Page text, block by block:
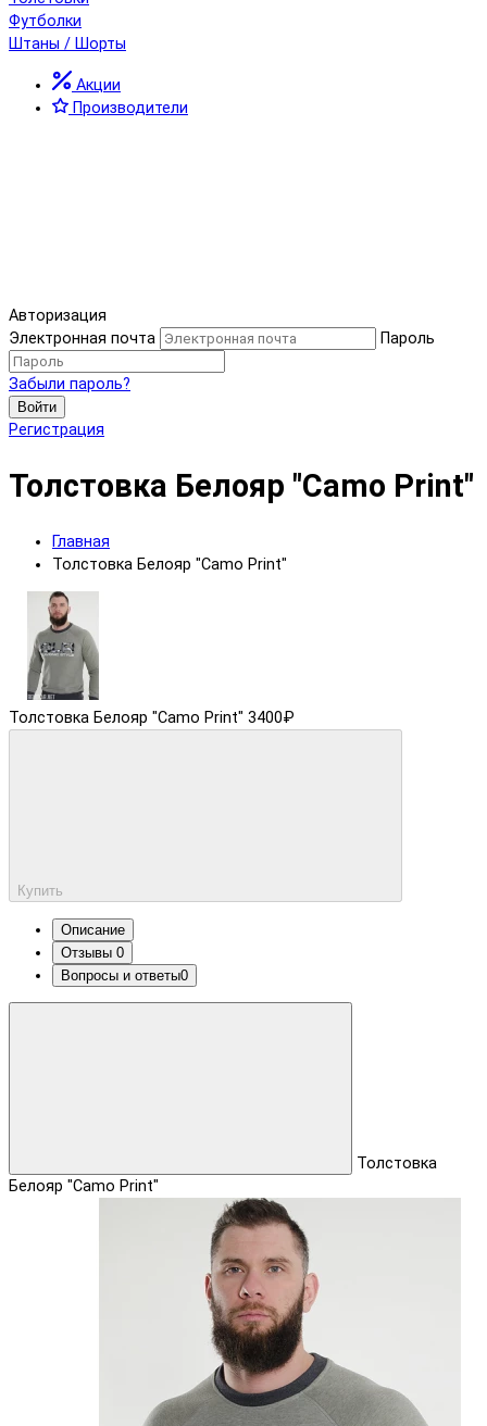
Футболки
Штаны / Шорты
Акции
Производители
Авторизация
Электронная почта
Пароль
Забыли пароль?
Войти
Регистрация
Толстовка Белояр "Camo Print"
Главная
Толстовка Белояр "Camo Print"
Толстовка Белояр "Camo Print" 3400₽
Купить
Описание
Отзывы 0
Вопросы и ответы0
Толстовка
Белояр "Camo Print"